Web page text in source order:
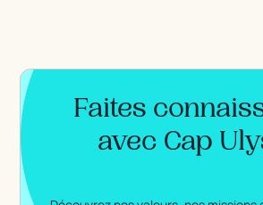
Faites
avec Cap